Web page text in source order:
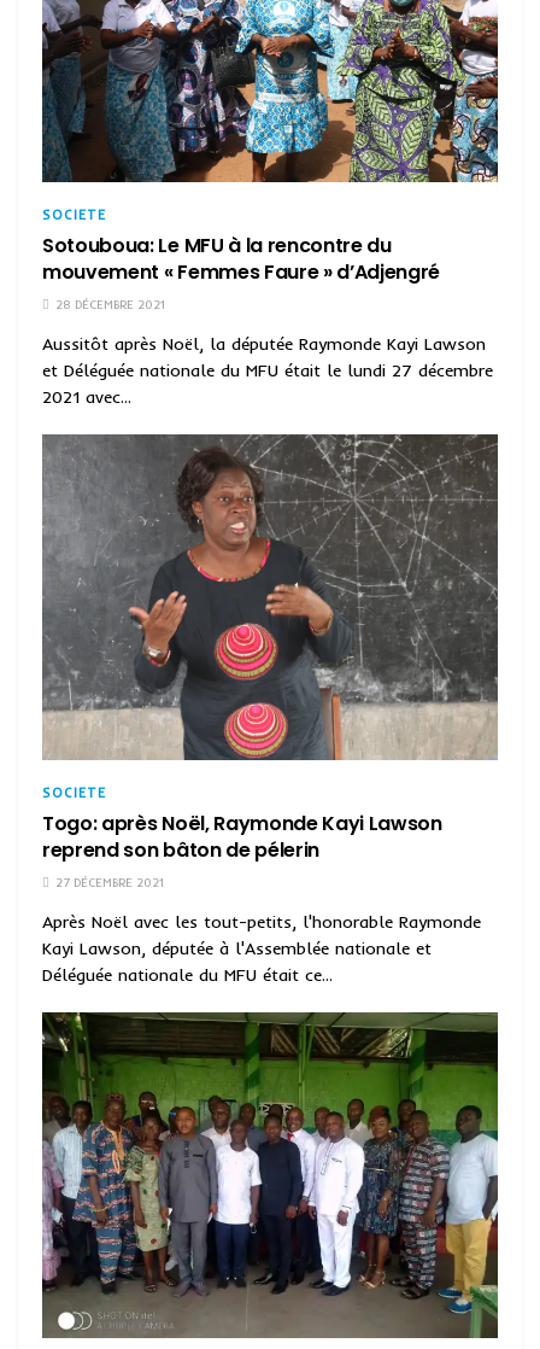
SOCIETE
Sotouboua: Le MFU à la rencontre du
mouvement « Femmes Faure » d’Adjengré
28 DÉCEMBRE 2021
Aussitôt après Noël, la députée Raymonde Kayi Lawson
et Déléguée nationale du MFU était le lundi 27 décembre
2021 avec...
SOCIETE
Togo: après Noël, Raymonde Kayi Lawson
reprend son bâton de pélerin
27 DÉCEMBRE 2021
Après Noël avec les tout-petits, l'honorable Raymonde
Kayi Lawson, députée à l'Assemblée nationale et
Déléguée nationale du MFU était ce...